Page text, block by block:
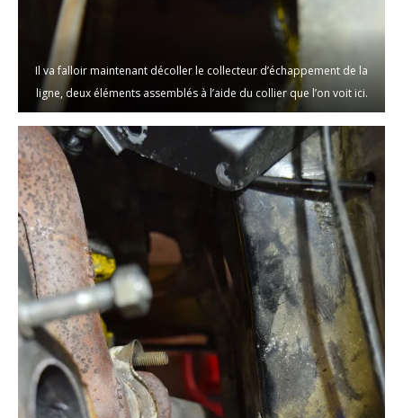
Il va falloir maintenant décoller le collecteur d’échappement de la
ligne, deux éléments assemblés à l’aide du collier que l’on voit ici.